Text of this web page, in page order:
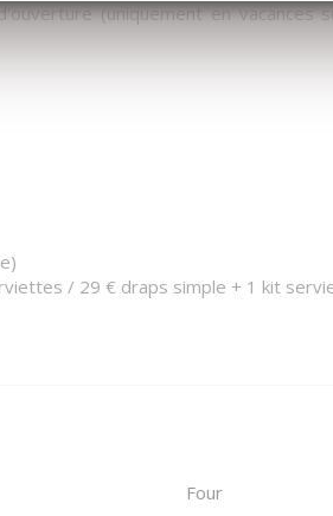
(uniquement en vacances
/ 29 € draps simple + 1 kit
Four